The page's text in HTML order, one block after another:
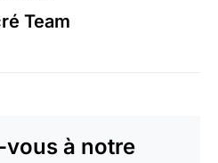
Team
à notre